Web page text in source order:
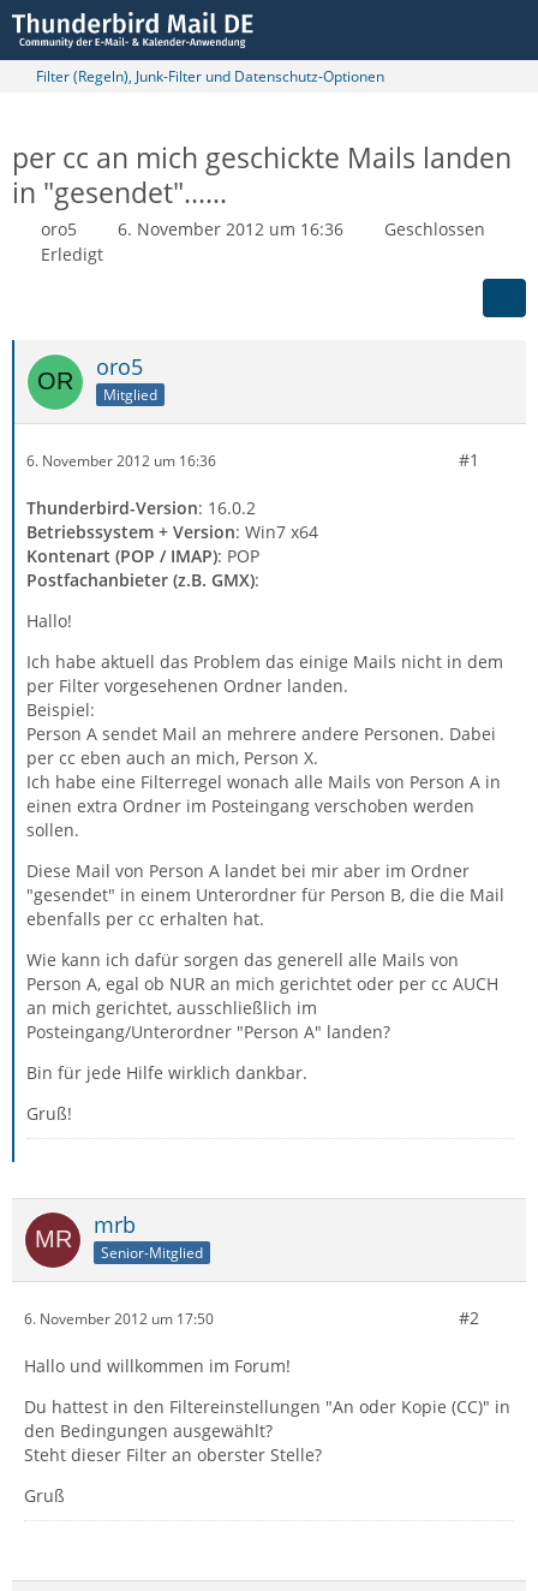
Filter (Regeln), Junk-Filter und Datenschutz-Optionen
per cc an mich geschickte Mails landen
in "gesendet"......
oro5 6. November 2012 um 16:36
Geschlossen
Erledigt
oro5
Mitglied
6. November 2012 um 16:36 #1
Thunderbird-Version: 16.0.2
Betriebssystem + Version: Win7 x64
Kontenart (POP / IMAP): POP
Postfachanbieter (z.B. GMX):
Hallo!
Ich habe aktuell das Problem das einige Mails nicht in dem
per Filter vorgesehenen Ordner landen.
Beispiel:
Person A sendet Mail an mehrere andere Personen. Dabei
per cc eben auch an mich, Person X.
Ich habe eine Filterregel wonach alle Mails von Person A in
einen extra Ordner im Posteingang verschoben werden
sollen.
Diese Mail von Person A landet bei mir aber im Ordner
"gesendet" in einem Unterordner für Person B, die die Mail
ebenfalls per cc erhalten hat.
Wie kann ich dafür sorgen das generell alle Mails von
Person A, egal ob NUR an mich gerichtet oder per cc AUCH
an mich gerichtet, ausschließlich im
Posteingang/Unterordner "Person A" landen?
Bin für jede Hilfe wirklich dankbar.
Gruß!
mrb
Senior-Mitglied
6. November 2012 um 17:50 #2
Hallo und willkommen im Forum!
Du hattest in den Filtereinstellungen "An oder Kopie (CC)" in
den Bedingungen ausgewählt?
Steht dieser Filter an oberster Stelle?
Gruß